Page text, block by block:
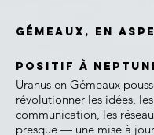
Gémeaux, en
positif à
Uranus en Gémeaux
révolutionner les idées,
communication, les
presque — une mise à